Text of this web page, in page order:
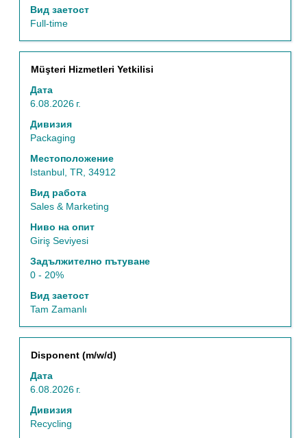
Вид заетост
Full-time
Позиция
Müşteri Hizmetleri Yetkilisi
Дата
6.08.2026 г.
Дивизия
Packaging
Местоположение
Istanbul, TR, 34912
Вид работа
Sales & Marketing
Ниво на опит
Giriş Seviyesi
Задължително пътуване
0 - 20%
Вид заетост
Tam Zamanlı
Изберете
бутона
за
интервал,
за
прегледате
пълното
съдържание
на
за
задание.
Позиция
Disponent (m/w/d)
Дата
6.08.2026 г.
Дивизия
Recycling
Изберете
бутона
за
интервал,
за